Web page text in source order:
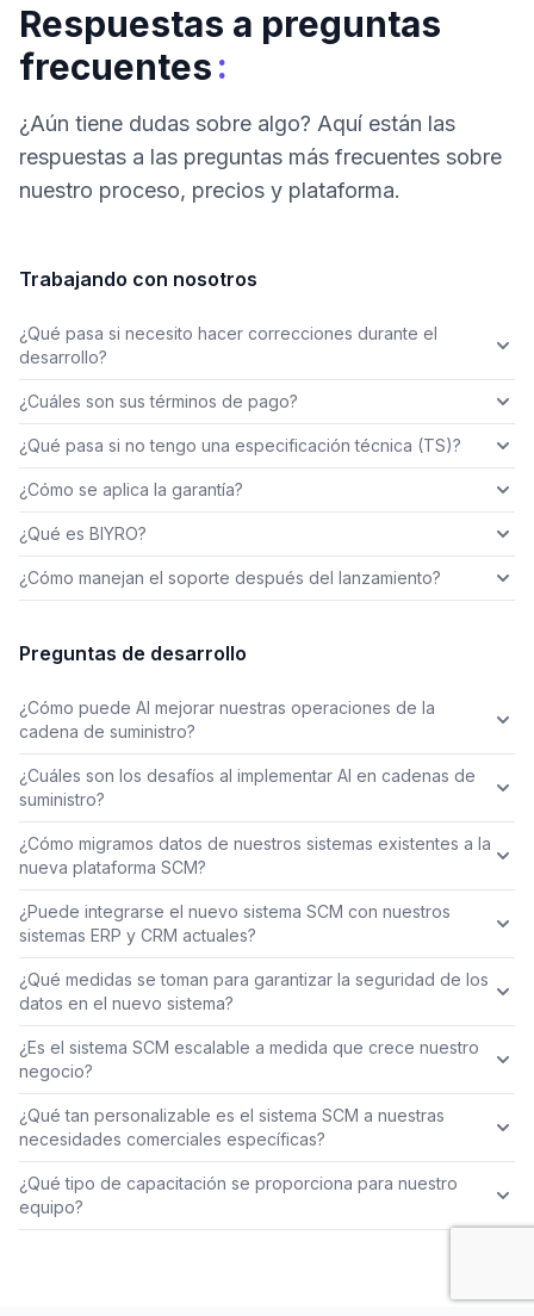
Respuestas a preguntas
frecuentes:
¿Aún tiene dudas sobre algo? Aquí están las
respuestas a las preguntas más frecuentes sobre
nuestro proceso, precios y plataforma.
Trabajando con nosotros
¿Qué pasa si necesito hacer correcciones durante el
desarrollo?
¿Cuáles son sus términos de pago?
¿Qué pasa si no tengo una especificación técnica (TS)?
¿Cómo se aplica la garantía?
¿Qué es BIYRO?
¿Cómo manejan el soporte después del lanzamiento?
Preguntas de desarrollo
¿Cómo puede AI mejorar nuestras operaciones de la
cadena de suministro?
¿Cuáles son los desafíos al implementar AI en cadenas de
suministro?
¿Cómo migramos datos de nuestros sistemas existentes a la
nueva plataforma SCM?
¿Puede integrarse el nuevo sistema SCM con nuestros
sistemas ERP y CRM actuales?
¿Qué medidas se toman para garantizar la seguridad de los
datos en el nuevo sistema?
¿Es el sistema SCM escalable a medida que crece nuestro
negocio?
¿Qué tan personalizable es el sistema SCM a nuestras
necesidades comerciales específicas?
¿Qué tipo de capacitación se proporciona para nuestro
equipo?